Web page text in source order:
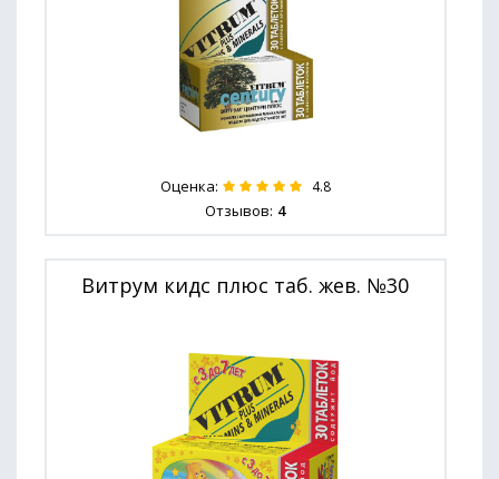
Оценка: 4.8
Отзывов: 4
Витрум кидс плюс таб. жев. №30